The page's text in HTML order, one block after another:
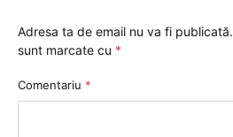
Adresa ta de email nu va fi publicată.
sunt marcate cu *
Comentariu *